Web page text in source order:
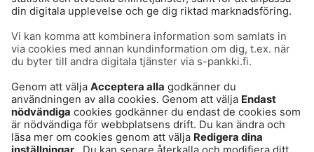
Användarvillkor
Dataskydd
Cookies